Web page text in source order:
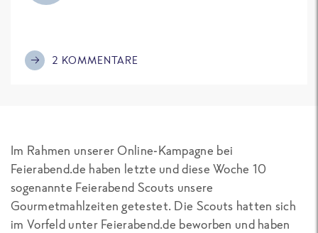
2 KOMMENTARE
Im Rahmen unserer Online-Kampagne bei
Feierabend.de haben letzte und diese Woche 10
sogenannte Feierabend Scouts unsere
Gourmetmahlzeiten getestet. Die Scouts hatten sich
im Vorfeld unter Feierabend.de beworben und haben